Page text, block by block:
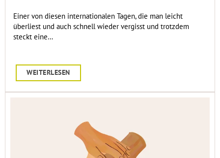
Einer von diesen internationalen Tagen, die man leicht
überliest und auch schnell wieder vergisst und trotzdem
steckt eine…
WEITERLESEN